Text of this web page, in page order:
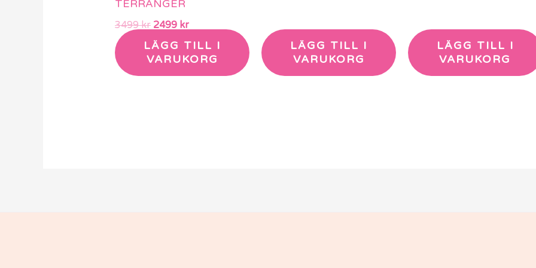
TERRÄNGER
3499kr 2499 kr
LÄGG TILL I
VARUKORG
LÄGG TILL I
VARUKORG
LÄGG TILL I
VARUKORG